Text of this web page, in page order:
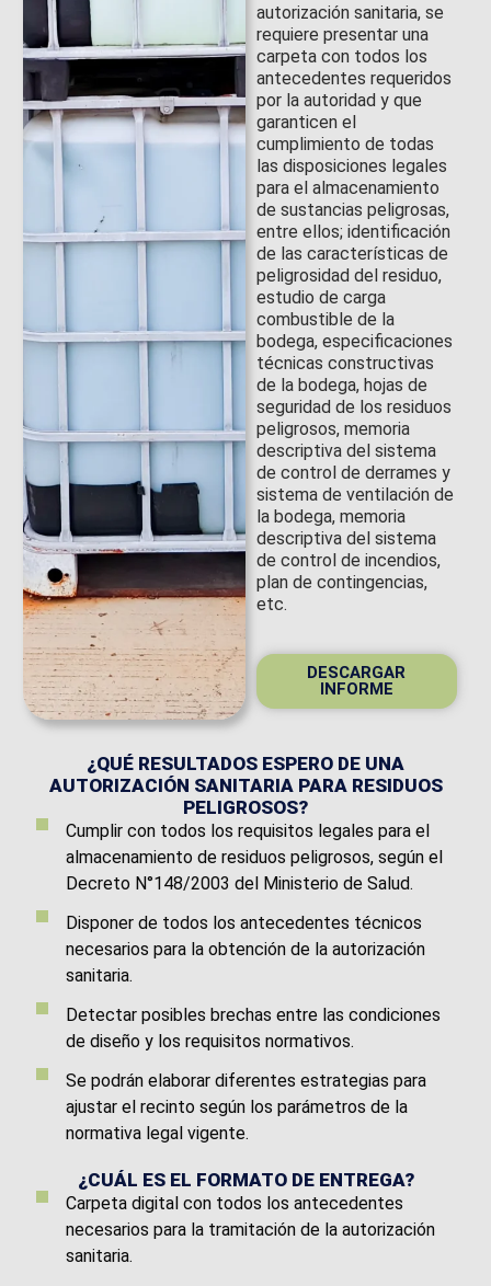
autorización sanitaria, se
requiere presentar una
carpeta con todos los
antecedentes requeridos
por la autoridad y que
garanticen el
cumplimiento de todas
las disposiciones legales
para el almacenamiento
de sustancias peligrosas,
entre ellos; identificación
de las características de
peligrosidad del residuo,
estudio de carga
combustible de la
bodega, especificaciones
técnicas constructivas
de la bodega, hojas de
seguridad de los residuos
peligrosos, memoria
descriptiva del sistema
de control de derrames y
sistema de ventilación de
la bodega, memoria
descriptiva del sistema
de control de incendios,
plan de contingencias,
etc.
DESCARGAR
INFORME
¿QUÉ RESULTADOS ESPERO DE UNA
AUTORIZACIÓN SANITARIA PARA RESIDUOS
PELIGROSOS?
Cumplir con todos los requisitos legales para el
almacenamiento de residuos peligrosos, según el
Decreto N°148/2003 del Ministerio de Salud.
Disponer de todos los antecedentes técnicos
necesarios para la obtención de la autorización
sanitaria.
Detectar posibles brechas entre las condiciones
de diseño y los requisitos normativos.
Se podrán elaborar diferentes estrategias para
ajustar el recinto según los parámetros de la
normativa legal vigente.
¿CUÁL ES EL FORMATO DE ENTREGA?
Carpeta digital con todos los antecedentes
necesarios para la tramitación de la autorización
sanitaria.